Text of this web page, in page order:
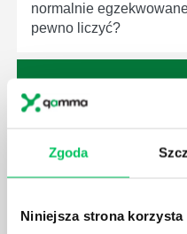
Zgoda
Niniejsza strona
normalnie
pewno liczyć?
WYCINKA DRZEW A
z nas – bez wyjątku.